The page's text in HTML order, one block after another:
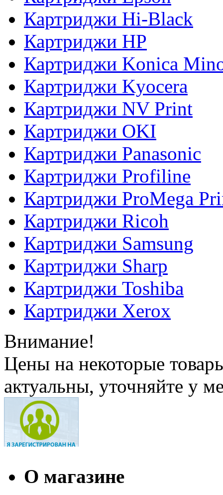
Картриджи Hi-Black
Картриджи HP
Картриджи Konica
Картриджи Kyocera
Картриджи NV Print
Картриджи OKI
Картриджи Panasonic
Картриджи Profiline
Картриджи ProMega
Картриджи Ricoh
Картриджи Samsung
Картриджи Sharp
Картриджи Toshiba
Картриджи Xerox
Внимание!
Цены на некоторые
актуальны, уточняйте у
О магазине